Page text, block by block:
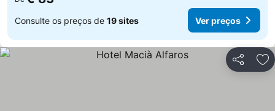
Consulte os preços de 19 sites Ver preços
Partilhar